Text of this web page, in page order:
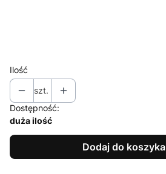
Ilość
szt.
Dostępność:
duża ilość
Dodaj do koszyka